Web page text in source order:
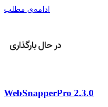
ادامه‌ی مطلب
WebSnapperPro 2.3.0